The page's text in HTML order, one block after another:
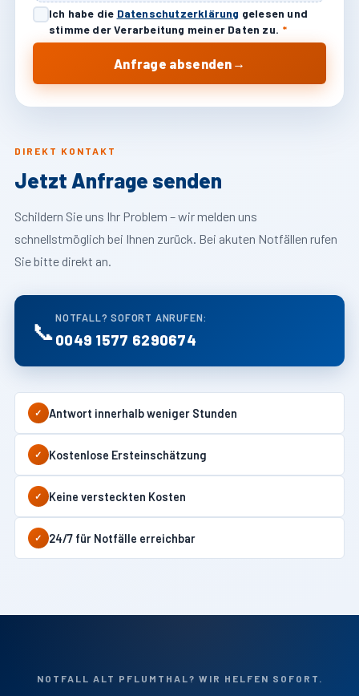
DIREKT KONTAKT
Jetzt Anfrage senden
Schildern Sie uns Ihr Problem – wir melden uns
schnellstmöglich bei Ihnen zurück. Bei akuten Notfällen rufen
Sie bitte direkt an.
📞 NOTFALL? SOFORT ANRUFEN:
0049 1577 6290674
✓ Antwort innerhalb weniger Stunden
✓ Kostenlose Ersteinschätzung
✓ Keine versteckten Kosten
✓ 24/7 für Notfälle erreichbar
Ich habe die Datenschutzerklärung gelesen und
stimme der Verarbeitung meiner Daten zu. *
Anfrage absenden →
NOTFALL ALT PFLUMTHAL? WIR HELFEN SOFORT.